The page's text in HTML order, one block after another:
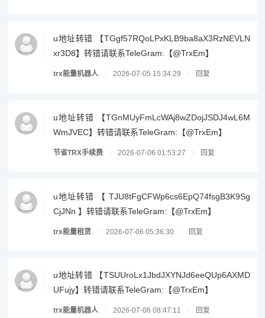
u地址转错 【TGgf57RQoLPxKLB9ba8aX3RzNEVLN
xr3D8】转错请联系TeleGram:【@TrxEm】
trx能量机器人 2026-07-05 15:34:29 回复
u地址转错 【TGnMUyFmLcWAj8wZDojJSDJ4wL6M
WmJVEC】转错请联系TeleGram:【@TrxEm】
节省TRX手续费 2026-07-06 01:53:27 回复
u地址转错 【 TJU8tFgCFWp6cs6EpQ74fsgB3K9Sg
CjJNn 】转错请联系TeleGram:【@TrxEm】
trx能量租赁 2026-07-06 05:36:30 回复
u地址转错 【TSUUroLx1JbdJXYNJd6eeQUp6AXMD
UFujy】转错请联系TeleGram:【@TrxEm】
trx能量机器人 2026-07-06 08:47:11 回复